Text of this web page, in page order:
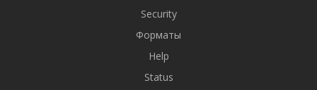
Security
Форматы
Help
Status